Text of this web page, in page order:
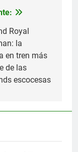
Royal
la
en tren más
de las
escocesas